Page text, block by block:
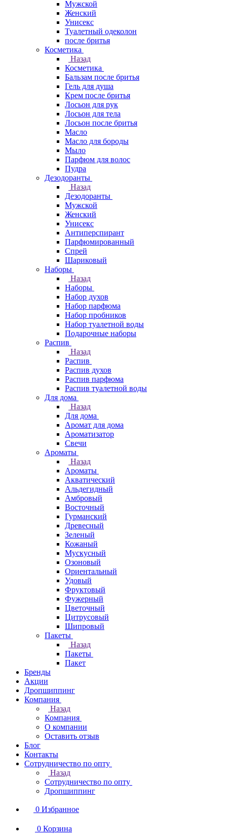
Мужской
Женский
Унисекс
Туалетный одеколон
после бритья
Косметика
Назад
Косметика
Бальзам после бритья
Гель для душа
Крем после бритья
Лосьон для рук
Лосьон для тела
Лосьон после бритья
Масло
Масло для бороды
Мыло
Парфюм для волос
Пудра
Дезодоранты
Назад
Дезодоранты
Мужской
Женский
Унисекс
Антиперспирант
Парфюмированный
Спрей
Шариковый
Наборы
Назад
Наборы
Набор духов
Набор парфюма
Набор пробников
Набор туалетной воды
Подарочные наборы
Распив
Назад
Распив
Распив духов
Распив парфюма
Распив туалетной воды
Для дома
Назад
Для дома
Аромат для дома
Ароматизатор
Свечи
Ароматы
Назад
Ароматы
Акватический
Альдегидный
Амбровый
Восточный
Гурманский
Древесный
Зеленый
Кожаный
Мускусный
Озоновый
Ориентальный
Удовый
Фруктовый
Фужерный
Цветочный
Цитрусовый
Шипровый
Пакеты
Назад
Пакеты
Пакет
Бренды
Акции
Дропшиппинг
Компания
Назад
Компания
О компании
Оставить отзыв
Блог
Контакты
Сотрудничество по опту
Назад
Сотрудничество по опту
Дропшиппинг
0 Избранное
0 Корзина